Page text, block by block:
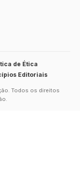
Todos os direitos
de Ética
Editoriais